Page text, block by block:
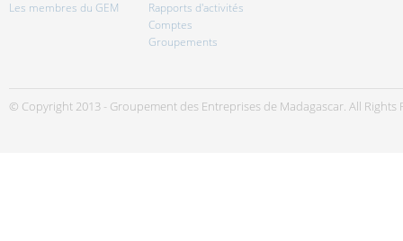
Les membres du GEM
Rapports d'activités
Comptes
Groupements
© Copyright 2013 - Groupement des Entreprises de Madagascar. All Rights